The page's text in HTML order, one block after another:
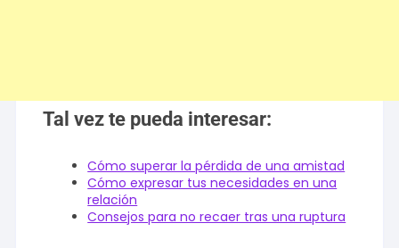
Tal vez te pueda interesar:
Cómo superar la pérdida de una amistad
Cómo expresar tus necesidades en una
relación
Consejos para no recaer tras una ruptura